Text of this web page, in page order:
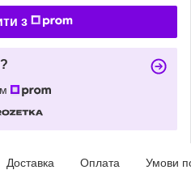
з
Доставка Оплата Умови